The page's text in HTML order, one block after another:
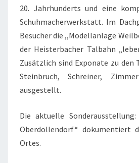
R
F
T
O
20. Jahrhunderts und eine
Schuhmacherwerkstatt. Im
Besucher die ,,Modellanlage
der Heisterbacher Talbahn
Zusätzlich sind Exponate zu den
Steinbruch, Schreiner,
ausgestellt.
Die aktuelle
Oberdollendorf“ dokumentiert
Ortes.